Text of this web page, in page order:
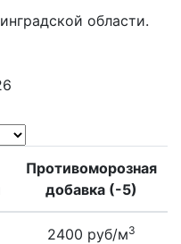
области.
Противоморозная
добавка (-5)
2400 руб/м3